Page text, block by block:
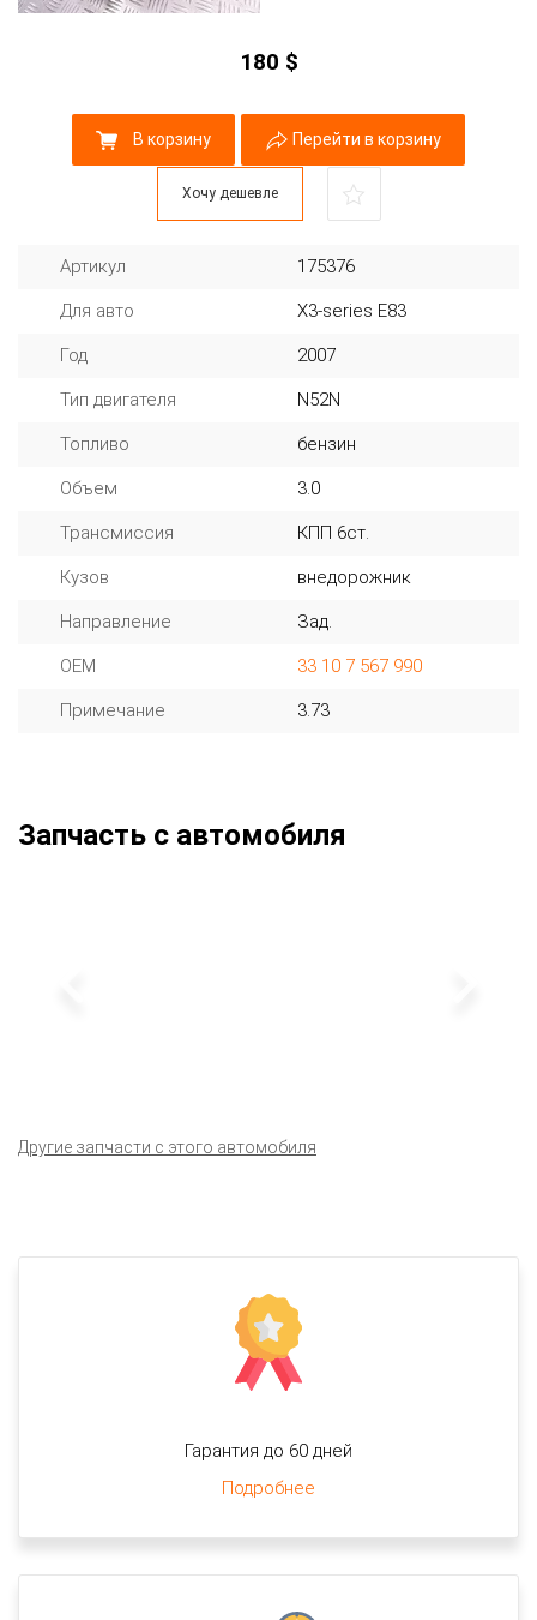
180 $
В корзину Перейти в корзину
Хочу дешевле
Артикул 175376
Для авто X3-series E83
Год 2007
Тип двигателя N52N
Топливо бензин
Объем 3.0
Трансмиссия КПП 6ст.
Кузов внедорожник
Направление Зад.
OEM 33 10 7 567 990
Примечание 3.73
Запчасть с автомобиля
Другие запчасти с этого автомобиля
Гарантия до 60 дней
Подробнее